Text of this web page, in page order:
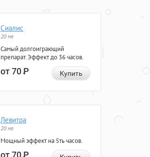
Сиалис
20 мг
Самый долгоиграющий
препарат. Эффект до 36 часов.
от 70Р Купить
Левитра
20 мг
Мощный эффект на 5ть часов.